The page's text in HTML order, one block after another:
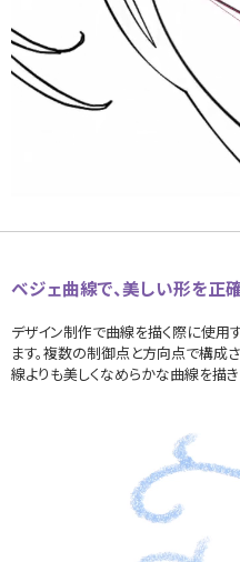
ベジェ曲線で、美しい形を正
デザイン制作で曲線を描く際に使用
ます。複数の制御点と方向点で構成
線よりも美しくなめらかな曲線を描